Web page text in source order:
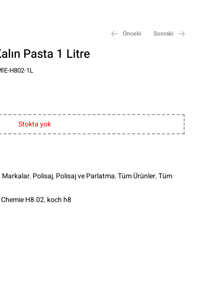
Önceki Sonraki
Pasta 1 Litre
H802-1L
Stokta yok
Markalar, Polisaj, Polisaj ve Parlatma,Tüm Ürünler,Tüm
H8.02, koch h8